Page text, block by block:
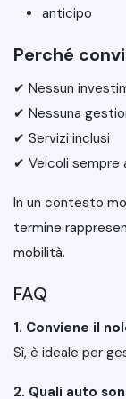
anticipo
Perché
✔ Nessun
✔ Nessuna
✔ Servizi inclusi
✔ Veicoli sempre
In un contesto
termine
mobilità.
FAQ
1. Conviene il
Sì, è ideale per
2. Quali auto